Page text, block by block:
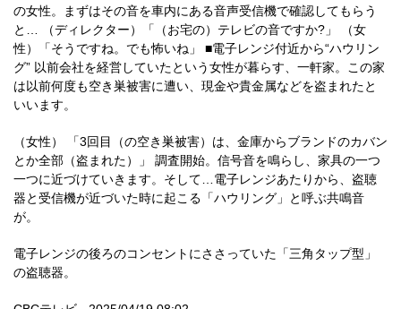
の女性。まずはその音を車内にある音声受信機で確認してもらう
と… （ディレクター）「（お宅の）テレビの音ですか?」 （女
性）「そうですね。でも怖いね」 ■電子レンジ付近から“ハウリン
グ” 以前会社を経営していたという女性が暮らす、一軒家。この家
は以前何度も空き巣被害に遭い、現金や貴金属などを盗まれたと
いいます。
（女性） 「3回目（の空き巣被害）は、金庫からブランドのカバン
とか全部（盗まれた）」 調査開始。信号音を鳴らし、家具の一つ
一つに近づけていきます。そして…電子レンジあたりから、盗聴
器と受信機が近づいた時に起こる「ハウリング」と呼ぶ共鳴音
が。
電子レンジの後ろのコンセントにささっていた「三角タップ型」
の盗聴器。